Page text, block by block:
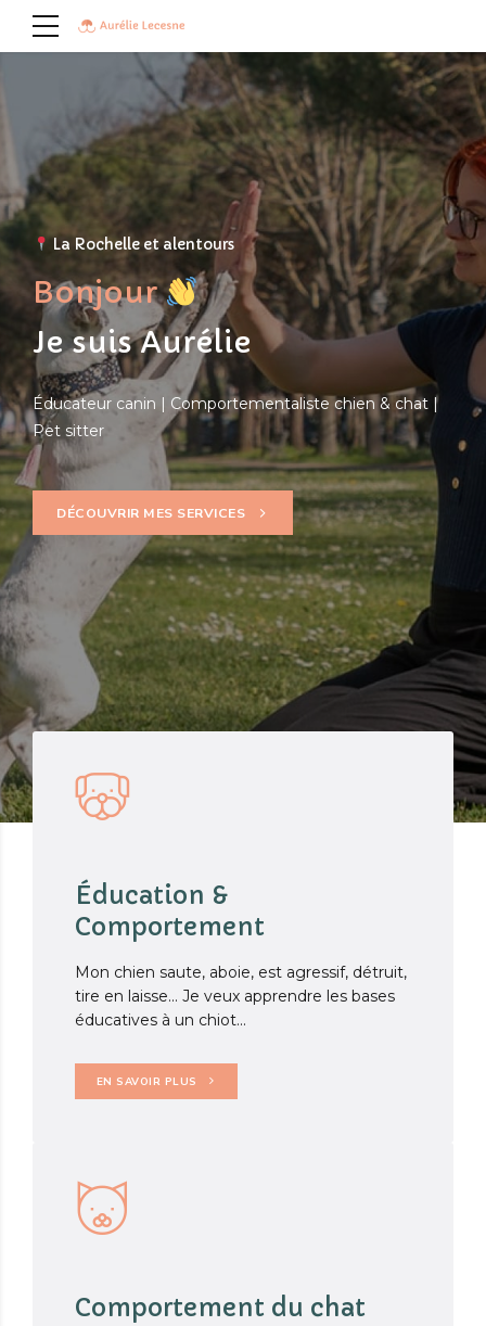
La Rochelle et alentours
Bonjour
Je suis Aurélie
Éducateur canin | Comportementaliste chien & chat |
Pet sitter
DÉCOUVRIR MES SERVICES
Éducation &
Comportement
Mon chien saute, aboie, est agressif, détruit,
tire en laisse... Je veux apprendre les bases
éducatives à un chiot...
EN SAVOIR PLUS
Comportement du chat